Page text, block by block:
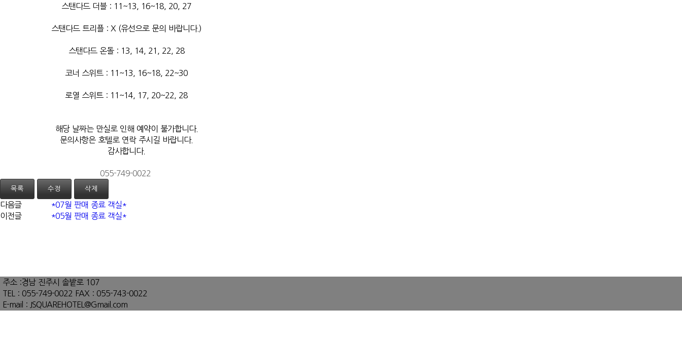
스탠다드 더블 : 11~13, 16~18, 20, 27
스탠다드 트리플 : X (유선으로 문의 바랍니다.)
스탠다드 온돌 : 13, 14, 21, 22, 28
코너 스위트 : 11~13, 16~18, 22~30
로열 스위트 : 11~14, 17, 20~22, 28
해당 날짜는 만실로 인해 예약이 불가합니다.
문의사항은 호텔로 연락 주시길 바랍니다.
감사합니다.
055-749-0022
목록 수정 삭제
다음글
*07월 판매 종료 객실*
이전글
*05월 판매 종료 객실*
주소 :경남 진주시 솔밭로 107
TEL : 055-749-0022 FAX : 055-743-0022
E-mail : JSQUAREHOTEL@Gmail.com